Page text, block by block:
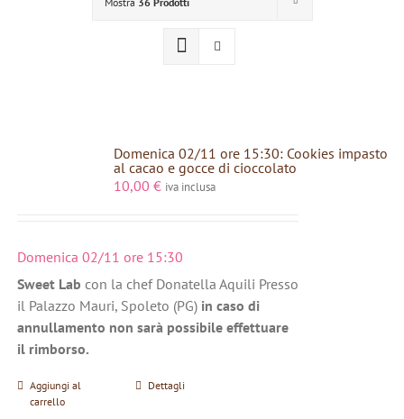
Domenica 02/11 ore 15:30: Cookies impasto
al cacao e gocce di cioccolato
10,00 € iva inclusa
Domenica 02/11 ore 15:30
Sweet Lab con la chef Donatella Aquili Presso
il Palazzo Mauri, Spoleto (PG) in caso di
annullamento non sarà possibile effettuare
il rimborso.
Aggiungi al
carrello
Dettagli